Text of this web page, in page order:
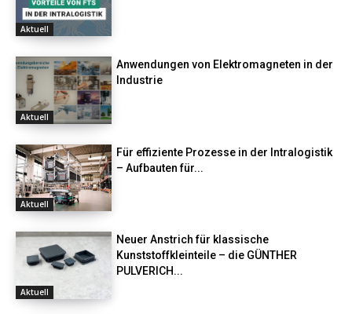
Aktuell
Aktuell
Anwendungen von Elektromagneten in der
Industrie
Aktuell
Für effiziente Prozesse in der Intralogistik
– Aufbauten für...
Aktuell
Neuer Anstrich für klassische
Kunststoffkleinteile – die GÜNTHER
PULVERICH...